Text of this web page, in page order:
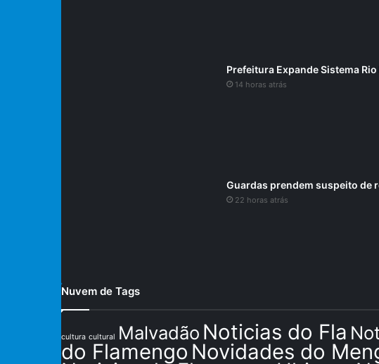
Prefeitura Expande Sistema
14 horas atrás
Guardas prendem suspeito de
22 horas atrás
Nuvem de Tags
cultura cultural Malvadão Noticias do Fla
do Flamengo Novidades do